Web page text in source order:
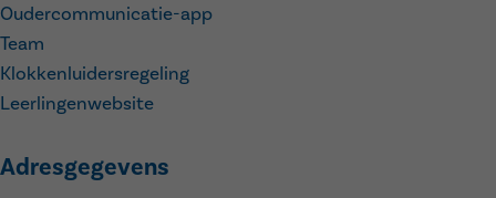
Oudercommunicatie-app
Team
Klokkenluidersregeling
Leerlingenwebsite
Adresgegevens